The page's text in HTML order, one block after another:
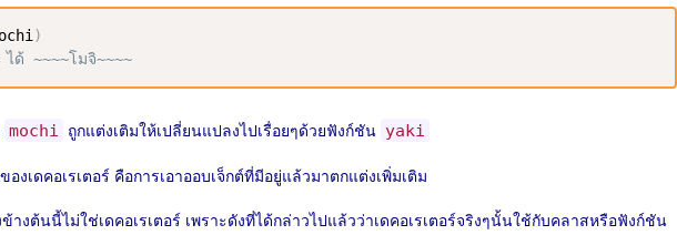
)
ได้ ~~~~โมจิ~~~~
mochi ถูกแต่งเติมให้เปลี่ยนแปลงไปเรื่อยๆด้วยฟังก์ชัน yaki
งเดคอเรเตอร์ คือการเอาออบเจ็กต์ที่มีอยู่แล้วมาตกแต่งเพิ่มเติม
างต้นนี้ไม่ใช่เดคอเรเตอร์ เพราะดังที่ได้กล่าวไปแล้วว่าเดคอเรเตอร์จริงๆนั้นใช้กับคลาสหรือฟังก์ชัน